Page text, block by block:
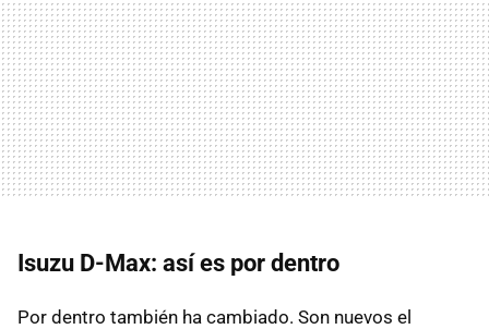
Isuzu D-Max: así es por dentro
Por dentro también ha cambiado. Son nuevos el